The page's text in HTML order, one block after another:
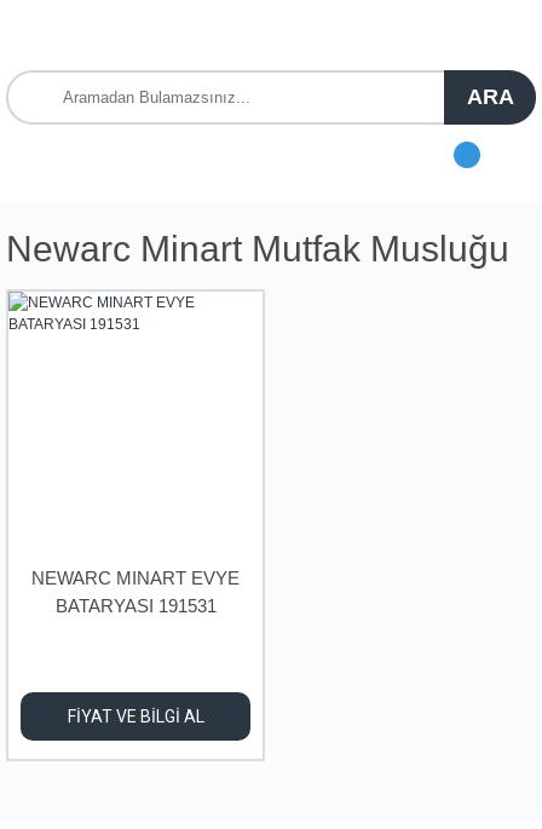
ARA
Newarc Minart Mutfak Musluğu
NEWARC MINART EVYE
BATARYASI 191531
FİYAT VE BİLGİ AL